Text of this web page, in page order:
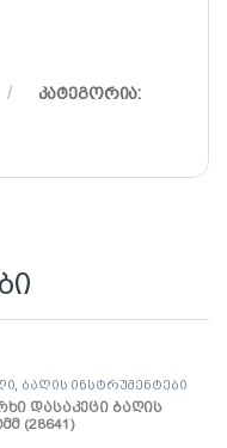
კატეგორია:
ბაღის ინსტრუმენტები
დასაკეცი ბაღის
(28641)